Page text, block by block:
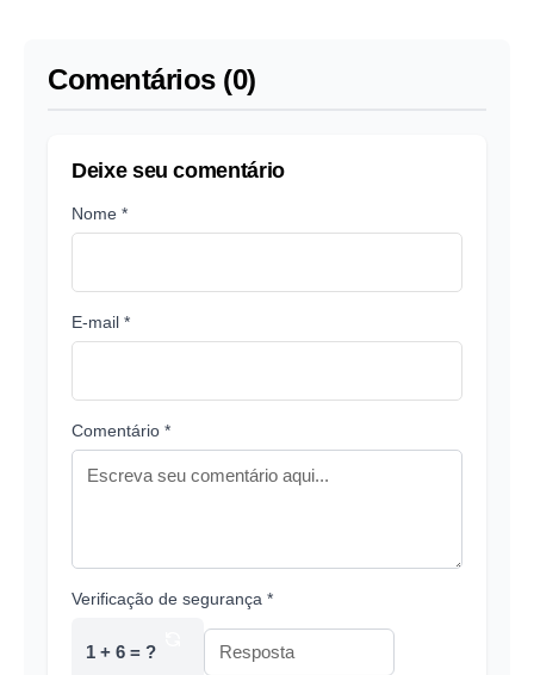
Comentários (0)
Deixe seu comentário
Nome *
E-mail *
Comentário *
Verificação de segurança *
1 + 6 = ?